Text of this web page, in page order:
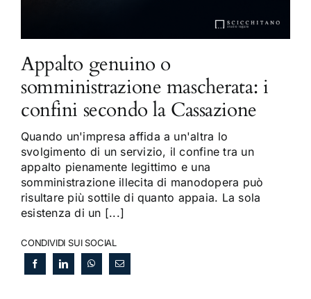
Appalto genuino o
somministrazione mascherata: i
confini secondo la Cassazione
Quando un'impresa affida a un'altra lo
svolgimento di un servizio, il confine tra un
appalto pienamente legittimo e una
somministrazione illecita di manodopera può
risultare più sottile di quanto appaia. La sola
esistenza di un [...]
CONDIVIDI SUI SOCIAL